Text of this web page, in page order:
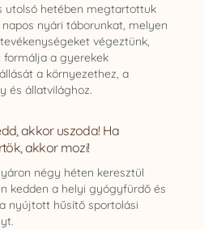
utolsó hetében megtartottuk
napos nyári táborunkat, melyen
végeztünk,
formálja a gyerekek
a környezethez, a
és állatvilághoz.
akkor uszoda! Ha
akkor mozi!
négy héten keresztül
kedden a helyi gyógyfürdő és
nyújtott hűsítő sportolási